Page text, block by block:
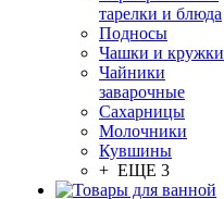
тарелки и блюда
Подносы
Чашки и кружки
Чайники
заварочные
Сахарницы
Молочники
Кувшины
+ ЕЩЕ 3